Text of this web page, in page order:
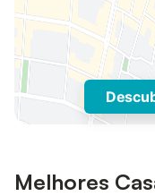
Melhores